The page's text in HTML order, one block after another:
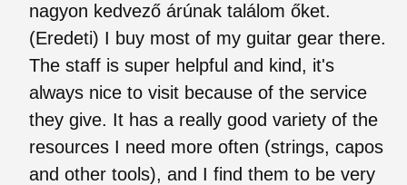
nagyon kedvező árúnak találom őket.
(Eredeti) I buy most of my guitar gear there.
The staff is super helpful and kind, it's
always nice to visit because of the service
they give. It has a really good variety of the
resources I need more often (strings, capos
and other tools), and I find them to be very